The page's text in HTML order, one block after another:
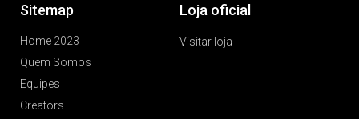
Sitemap
Home 2023
Quem Somos
Equipes
Creators
Loja oficial
Visitar loja